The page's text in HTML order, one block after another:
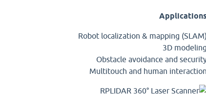
Applications
Robot localization & mapping (SLAM)
3D modeling
Obstacle avoidance and
Multitouch and human interaction